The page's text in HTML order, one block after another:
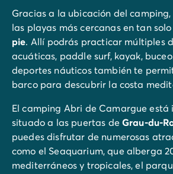
Gracias a la ubicación del
las playas más cercanas en tan solo
pie. Allí podrás practicar múltiples
acuáticas, paddle surf, kayak,
deportes náuticos también te
barco para descubrir la costa
El camping Abri de Camargue está
situado a las puertas deGrau-du-
puedes disfrutar de numerosas
como el Seaquarium, que alberga
mediterráneos y tropicales, el